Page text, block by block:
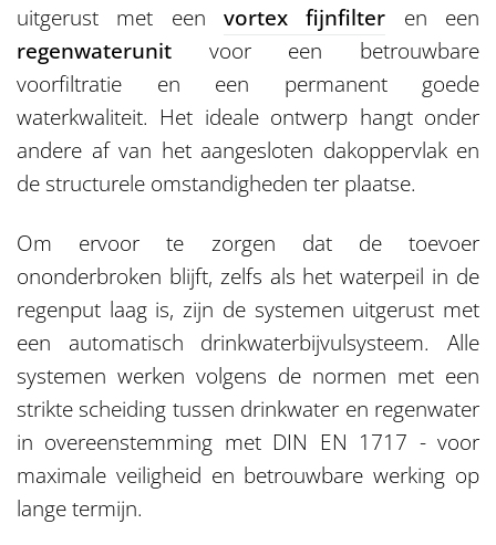
uitgerust met een vortex fijnfilter en een
regenwaterunit voor een betrouwbare
voorfiltratie en een permanent goede
waterkwaliteit. Het ideale ontwerp hangt onder
andere af van het aangesloten dakoppervlak en
de structurele omstandigheden ter plaatse.
Om ervoor te zorgen dat de toevoer
ononderbroken blijft, zelfs als het waterpeil in de
regenput laag is, zijn de systemen uitgerust met
een automatisch drinkwaterbijvulsysteem. Alle
systemen werken volgens de normen met een
strikte scheiding tussen drinkwater en regenwater
in overeenstemming met DIN EN 1717 - voor
maximale veiligheid en betrouwbare werking op
lange termijn.